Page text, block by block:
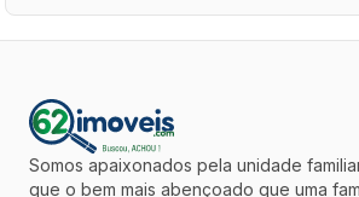
Somos apaixonados pela unidade
que o bem mais abençoado que uma